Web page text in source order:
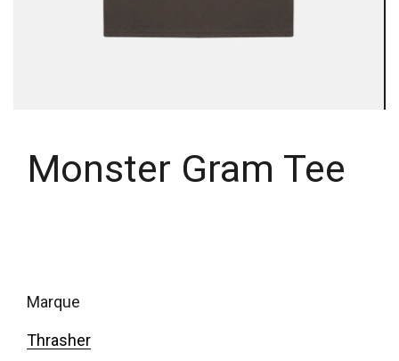
Monster Gram Tee
marque
Thrasher